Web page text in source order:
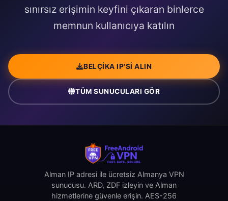
sınırsız erişimin keyfini çıkaran binlerce
memnun kullanıcıya katılın
BELÇIKA IP'SI ALIN
TÜM SUNUCULARI GÖR
Alman IP adresi ile ücretsiz Almanya VPN
sunucusu. ARD, ZDF izleyin ve Alman
hizmetlerine güvenle erişin. AES-256